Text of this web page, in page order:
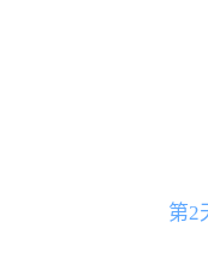
第2